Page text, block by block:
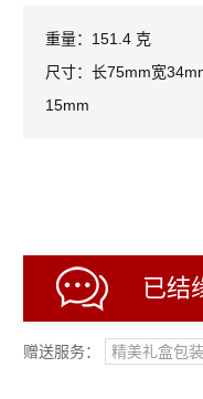
重量：151.4 克
尺寸：长75mm宽
15mm
已结
赠送服务： 精美礼盒包装